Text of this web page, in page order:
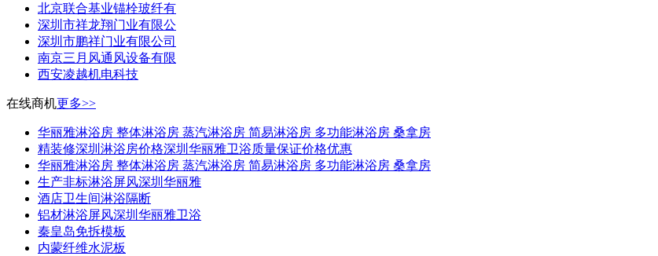
北京联合基业锚栓玻纤有
深圳市祥龙翔门业有限公
深圳市鹏祥门业有限公司
南京三月风通风设备有限
西安凌越机电科技
在线商机更多>>
华丽雅淋浴房 整体淋浴房 蒸汽淋浴房 简易淋浴房 多功能淋浴房 桑拿房
精装修深圳淋浴房价格深圳华丽雅卫浴质量保证价格优惠
华丽雅淋浴房 整体淋浴房 蒸汽淋浴房 简易淋浴房 多功能淋浴房 桑拿房
生产非标淋浴屏风深圳华丽雅
酒店卫生间淋浴隔断
铝材淋浴屏风深圳华丽雅卫浴
秦皇岛免拆模板
内蒙纤维水泥板